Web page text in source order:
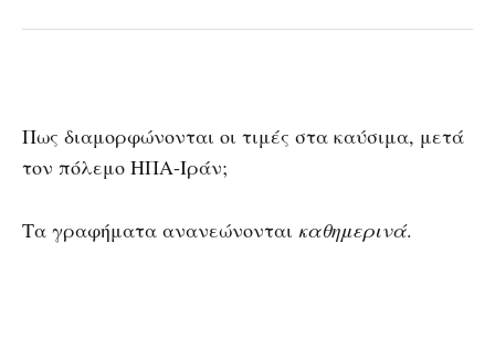
Πως διαμορφώνονται οι τιμές στα καύσιμα, μετά
τον πόλεμο ΗΠΑ-Ιράν;
Τα γραφήματα ανανεώνονται καθημερινά.